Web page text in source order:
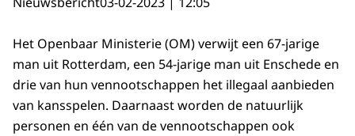
Het Openbaar Ministerie (OM) verwijt een 67-jarige
man uit Rotterdam, een 54-jarige man uit Enschede en
drie van hun vennootschappen het illegaal aanbieden
van kansspelen. Daarnaast worden de natuurlijk
personen en één van de vennootschappen ook